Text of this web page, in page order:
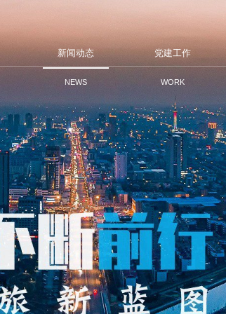
新闻动态
NEWS
党建工作
WORK